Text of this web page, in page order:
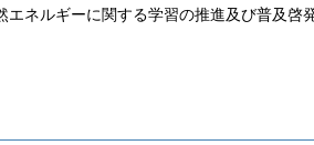
ネルギーに関する学習の推進及び普及啓